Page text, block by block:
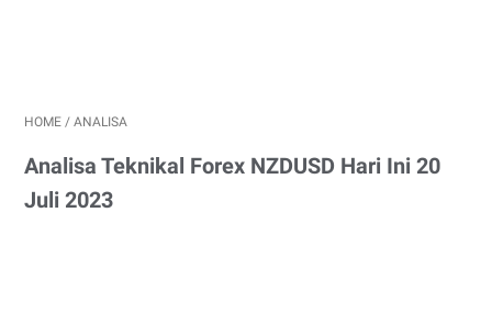
HOME / ANALISA
Analisa Teknikal Forex NZDUSD Hari Ini 20
Juli 2023